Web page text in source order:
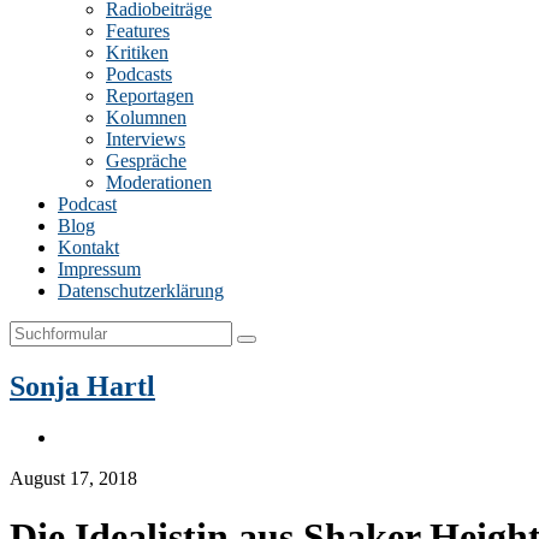
Radiobeiträge
Features
Kritiken
Podcasts
Reportagen
Kolumnen
Interviews
Gespräche
Moderationen
Podcast
Blog
Kontakt
Impressum
Datenschutzerklärung
Search
Sonja Hartl
August 17, 2018